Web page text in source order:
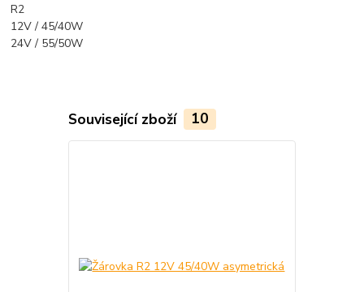
R2
12V / 45/40W
24V / 55/50W
Související zboží 10